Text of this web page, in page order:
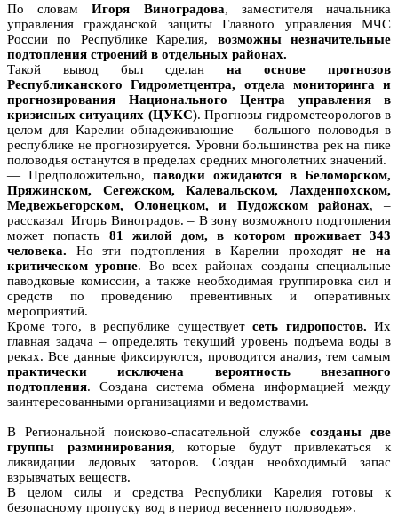
По словамИгоря Виноградова, заместителя начальника
управления гражданской защиты Главного управления МЧС
России по Республике Карелия, возможны незначительные
подтопления строений в отдельных районах.
Такой вывод был сделан на основе прогнозов
Республиканского Гидрометцентра, отдела мониторинга и
прогнозирования Национального Центра управления в
кризисных ситуациях (ЦУКС). Прогнозы гидрометеорологов в
целом для Карелии обнадеживающие – большого половодья в
республике не прогнозируется. Уровни большинства рек на пике
половодья останутся в пределах средних многолетних значений.
— Предположительно, паводки ожидаются в Беломорском,
Пряжинском, Сегежском, Калевальском, Лахденпохском,
Медвежьегорском, Олонецком, и Пудожском районах, –
рассказал Игорь Виноградов. – В зону возможного подтопления
может попасть 81 жилой дом, в котором проживает 343
человека. Но эти подтопления в Карелии проходятне на
критическом уровне. Во всех районах созданы специальные
паводковые комиссии, а также необходимая группировка сил и
средств по проведению превентивных и оперативных
мероприятий.
Кроме того, в республике существуетсеть гидропостов. Их
главная задача – определять текущий уровень подъема воды в
реках. Все данные фиксируются, проводится анализ, тем самым
практически исключена вероятность внезапного
подтопления. Создана система обмена информацией между
заинтересованными организациями и ведомствами.
В Региональной поисково-спасательной службе созданы две
группы разминирования, которые будут привлекаться к
ликвидации ледовых заторов. Создан необходимый запас
взрывчатых веществ.
В целом силы и средства Республики Карелия готовы к
безопасному пропуску вод в период весеннего половодья».